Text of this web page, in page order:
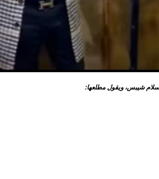
شيبس، ويقول مطلعها: